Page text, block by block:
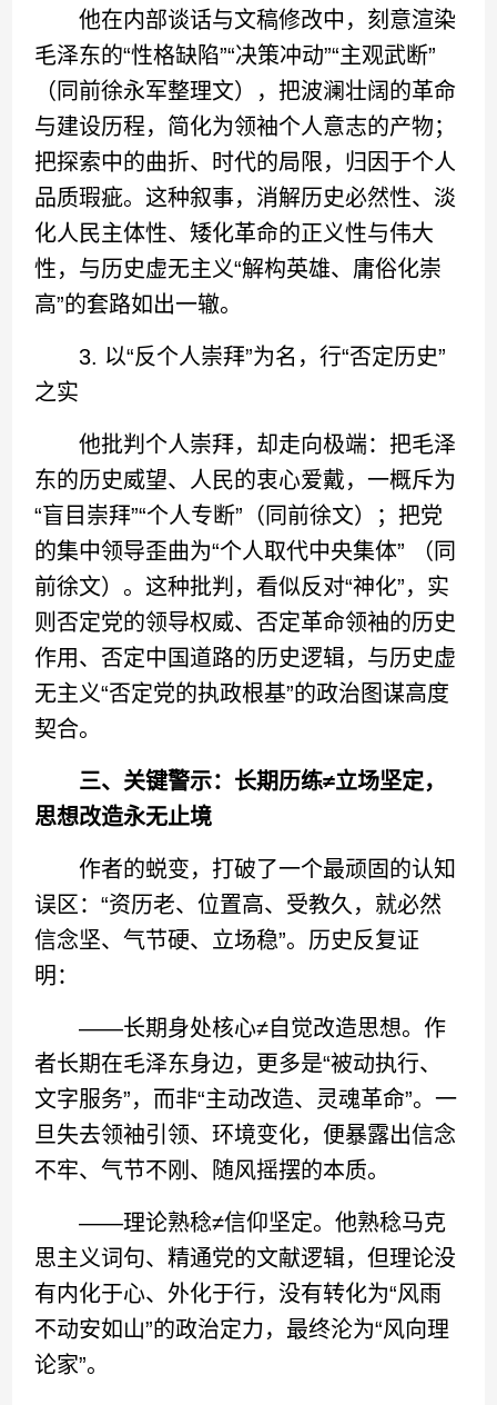
他在内部谈话与文稿修改中，刻意渲染
毛泽东的“性格缺陷”“决策冲动”“主观武断”
（同前徐永军整理文），把波澜壮阔的革命
与建设历程，简化为领袖个人意志的产物；
把探索中的曲折、时代的局限，归因于个人
品质瑕疵。这种叙事，消解历史必然性、淡
化人民主体性、矮化革命的正义性与伟大
性，与历史虚无主义“解构英雄、庸俗化崇
高”的套路如出一辙。
3. 以“反个人崇拜”为名，行“否定历史”
之实
他批判个人崇拜，却走向极端：把毛泽
东的历史威望、人民的衷心爱戴，一概斥为
“盲目崇拜”“个人专断”（同前徐文）；把党
的集中领导歪曲为“个人取代中央集体” （同
前徐文）。这种批判，看似反对“神化”，实
则否定党的领导权威、否定革命领袖的历史
作用、否定中国道路的历史逻辑，与历史虚
无主义“否定党的执政根基”的政治图谋高度
契合。
三、关键警示：长期历练≠立场坚定，
思想改造永无止境
作者的蜕变，打破了一个最顽固的认知
误区：“资历老、位置高、受教久，就必然
信念坚、气节硬、立场稳”。历史反复证
明：
——长期身处核心≠自觉改造思想。作
者长期在毛泽东身边，更多是“被动执行、
文字服务”，而非“主动改造、灵魂革命”。一
旦失去领袖引领、环境变化，便暴露出信念
不牢、气节不刚、随风摇摆的本质。
——理论熟稔≠信仰坚定。他熟稔马克
思主义词句、精通党的文献逻辑，但理论没
有内化于心、外化于行，没有转化为“风雨
不动安如山”的政治定力，最终沦为“风向理
论家”。